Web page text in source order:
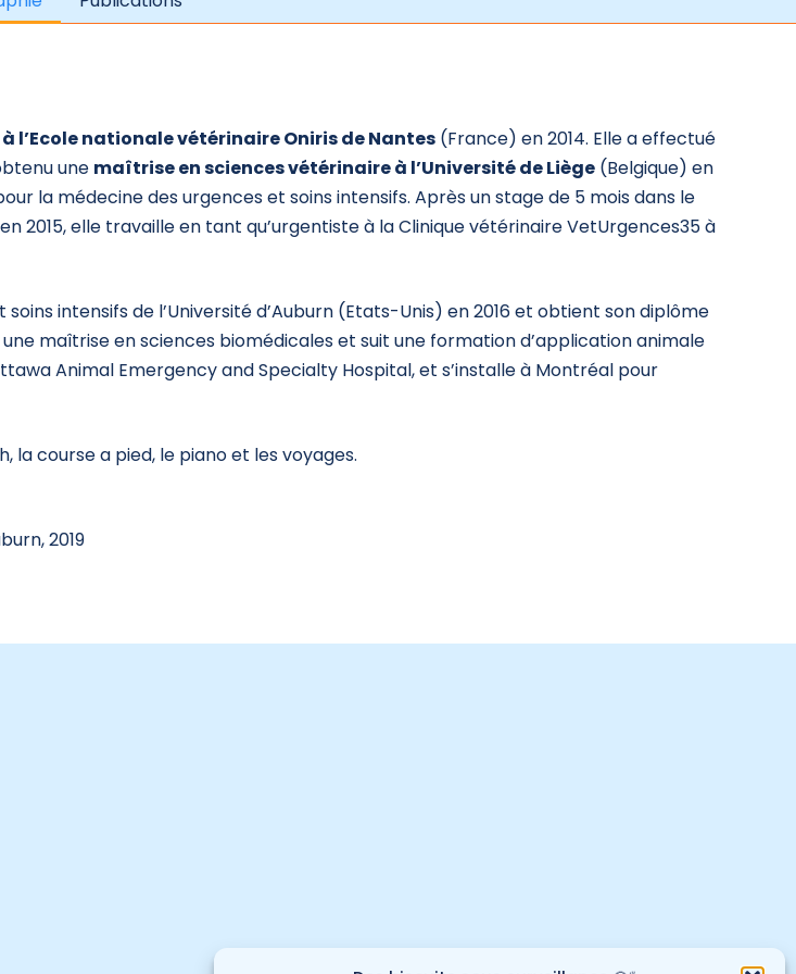
l’Ecole nationale vétérinaire Oniris de Nantes (France) en 2014. Elle a effectué
une maîtrise en sciences vétérinaire à l’Université de Liège (Belgique) en
la médecine des urgences et soins intensifs. Après un stage de 5 mois dans le
2015, elle travaille en tant qu’urgentiste à la Clinique vétérinaire VetUrgences35 à
intensifs de l’Université d’Auburn (Etats-Unis) en 2016 et obtient son diplôme
maîtrise en sciences biomédicales et suit une formation d’application animale
Animal Emergency and Specialty Hospital, et s’installe à Montréal pour
la course a pied, le piano et les voyages.
2019